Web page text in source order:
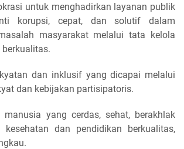
untuk menghadirkan layanan publik
korupsi, cepat, dan solutif dalam
masyarakat melalui tata kelola
dan inklusif yang dicapai melalui
dan kebijakan partisipatoris.
yang cerdas, sehat, berakhlak
kesehatan dan pendidikan berkualitas,